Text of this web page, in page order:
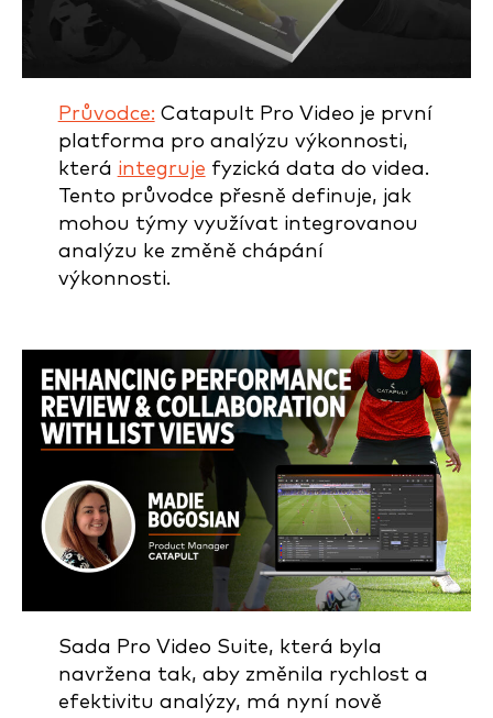
Průvodce: Catapult Pro Video je první
platforma pro analýzu výkonnosti,
která integruje fyzická data do videa.
Tento průvodce přesně definuje, jak
mohou týmy využívat integrovanou
analýzu ke změně chápání
výkonnosti.
Sada Pro Video Suite, která byla
navržena tak, aby změnila rychlost a
efektivitu analýzy, má nyní nově